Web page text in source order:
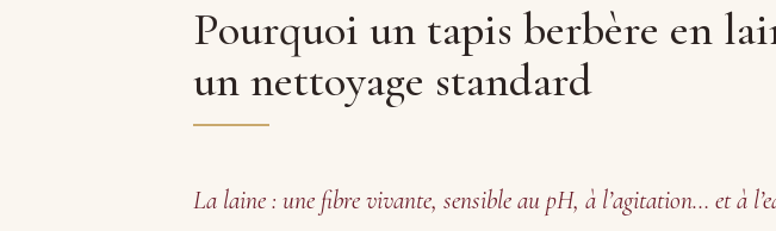
Pourquoi un tapis berbère en
un nettoyage standard
La laine : une fibre vivante, sensible au pH, à l’agitation… et à